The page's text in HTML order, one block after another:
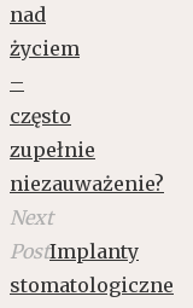
nad
życiem
–
często
zupełnie
niezauważenie?
Next
PostImplanty
stomatologiczne